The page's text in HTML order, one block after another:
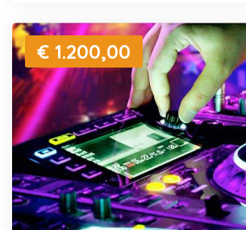
€ 1.200,00